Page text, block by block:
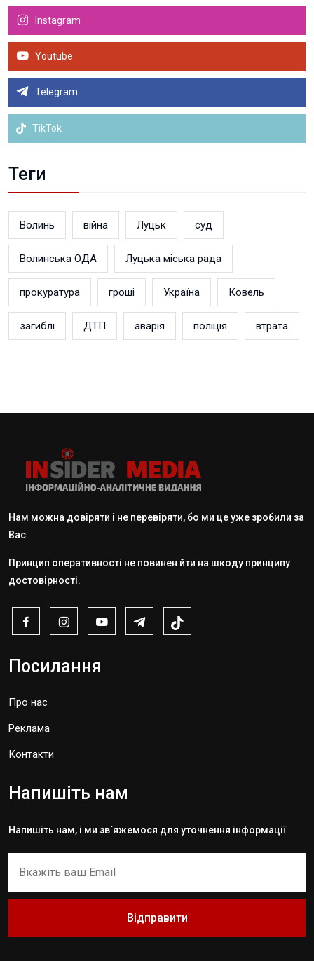
Instagram
Youtube
Telegram
TikTok
Теги
Волинь війна Луцьк суд
Волинська ОДА Луцька міська рада
прокуратура гроші Україна Ковель
загиблі ДТП аварія поліція втрата
Нам можна довіряти і не перевіряти, бо ми це уже зробили за
Вас.
Принцип оперативності не повинен йти на шкоду принципу
достовірності.
Посилання
Про нас
Реклама
Контакти
Напишіть нам
Напишіть нам, і ми зв`яжемося для уточнення інформації
Відправити